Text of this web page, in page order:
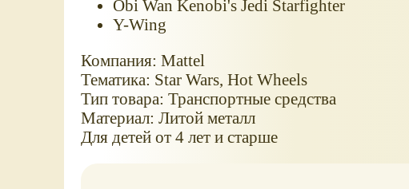
Obi Wan Kenobi's Jedi Starfighter
Y-Wing
Компания: Mattel
Тематика: Star Wars, Hot Wheels
Тип товара: Транспортные средства
Материал: Литой металл
Для детей от 4 лет и старше